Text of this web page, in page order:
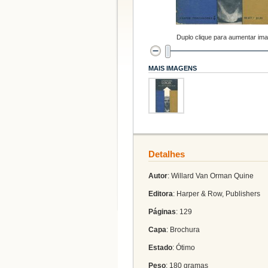
Duplo clique para aumentar
MAIS IMAGENS
Detalhes
Autor: Willard Van Orman Quine
Editora: Harper & Row, Publishers
Páginas: 129
Capa: Brochura
Estado: Ótimo
Peso: 180 gramas